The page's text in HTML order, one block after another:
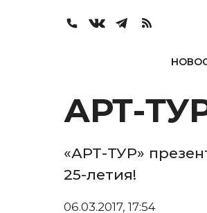
АРТ-
«АРТ-ТУР»
25-летия!
06.03.2017, 17:54